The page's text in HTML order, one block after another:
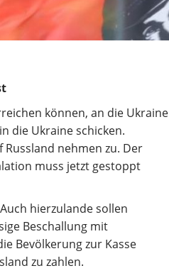
t
e
n
können, an die Ukraine
die Ukraine schicken.
Russland nehmen zu. Der
muss jetzt gestoppt
hierzulande sollen
Beschallung mit
Bevölkerung zur Kasse
zu zahlen.